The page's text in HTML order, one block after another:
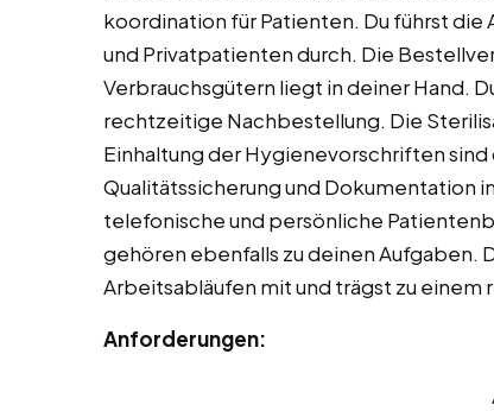
koordination für Patienten. Du führst die
und Privatpatienten durch. Die
Verbrauchsgütern liegt in deiner Hand.
rechtzeitige Nachbestellung. Die
Einhaltung der Hygienevorschriften
Qualitätssicherung und Dokumentation
telefonische und persönliche
gehören ebenfalls zu deinen Aufgaben.
Arbeitsabläufen mit und trägst zu einem
Anforderungen: